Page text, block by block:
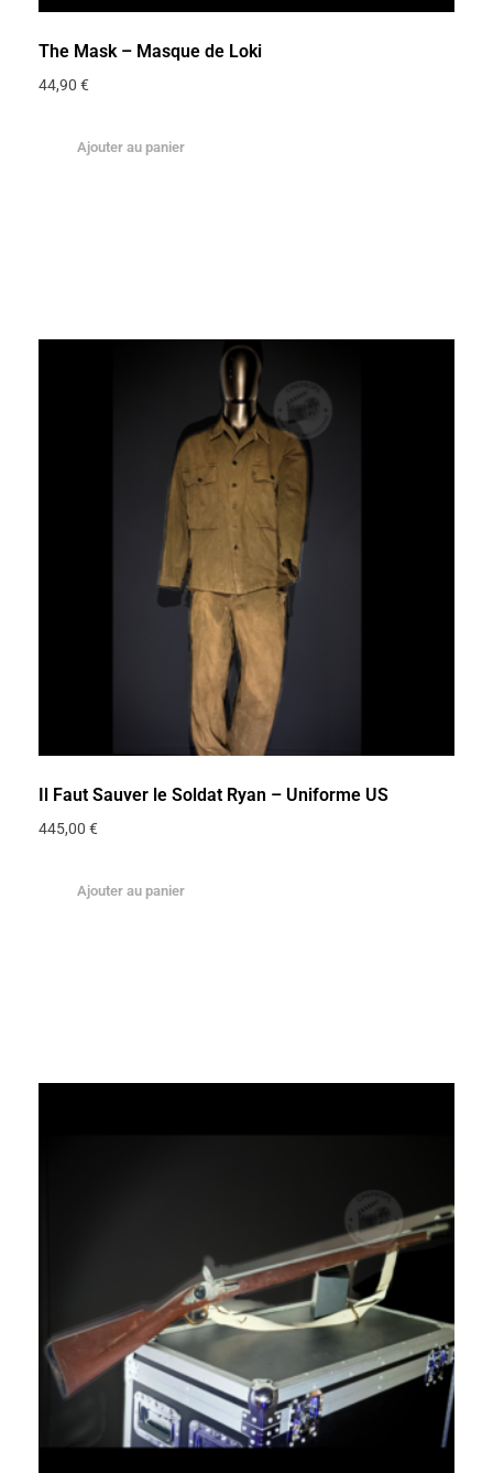
The Mask – Masque de Loki
44,90 €
Ajouter au panier
Il Faut Sauver le Soldat Ryan – Uniforme US
445,00 €
Ajouter au panier